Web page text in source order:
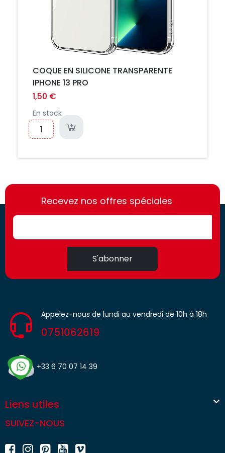
COQUE EN SILICONE TRANSPARENTE
IPHONE 13 PRO
1,50 €
En stock
https://france-
access.fr
https://france-
access.fr
Recevez nos offres spéciales
S'abonner
Appelez-nous de lundi au vendredi de 10h à 18h
0751062619
+33 6 70 07 14 39
Liens utiles 
SUIVEZ-NOUS